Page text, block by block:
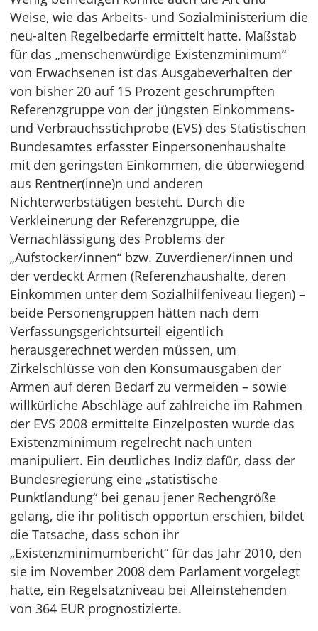
Weise, wie das Arbeits- und Sozialministerium die
neu-alten Regelbedarfe ermittelt hatte. Maßstab
für das „menschenwürdige Existenzminimum“
von Erwachsenen ist das Ausgabeverhalten der
von bisher 20 auf 15 Prozent geschrumpften
Referenzgruppe von der jüngsten Einkommens-
und Verbrauchsstichprobe (EVS) des Statistischen
Bundesamtes erfasster Einpersonenhaushalte
mit den geringsten Einkommen, die überwiegend
aus Rentner(inne)n und anderen
Nichterwerbstätigen besteht. Durch die
Verkleinerung der Referenzgruppe, die
Vernachlässigung des Problems der
„Aufstocker/innen“ bzw. Zuverdiener/innen und
der verdeckt Armen (Referenzhaushalte, deren
Einkommen unter dem Sozialhilfeniveau liegen) –
beide Personengruppen hätten nach dem
Verfassungsgerichtsurteil eigentlich
herausgerechnet werden müssen, um
Zirkelschlüsse von den Konsumausgaben der
Armen auf deren Bedarf zu vermeiden – sowie
willkürliche Abschläge auf zahlreiche im Rahmen
der EVS 2008 ermittelte Einzelposten wurde das
Existenzminimum regelrecht nach unten
manipuliert. Ein deutliches Indiz dafür, dass der
Bundesregierung eine „statistische
Punktlandung“ bei genau jener Rechengröße
gelang, die ihr politisch opportun erschien, bildet
die Tatsache, dass schon ihr
„Existenzminimumbericht“ für das Jahr 2010, den
sie im November 2008 dem Parlament vorgelegt
hatte, ein Regelsatzniveau bei Alleinstehenden
von 364 EUR prognostizierte.